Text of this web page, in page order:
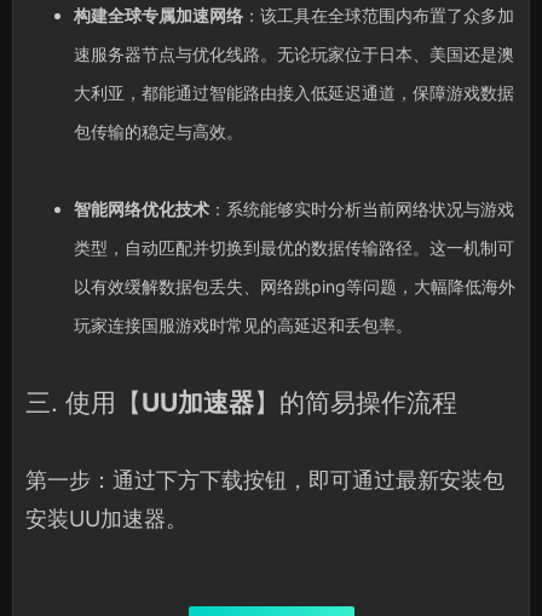
构建全球专属加速网络：该工具在全球范围内布置了众多加
速服务器节点与优化线路。无论玩家位于日本、美国还是澳
大利亚，都能通过智能路由接入低延迟通道，保障游戏数据
包传输的稳定与高效。
智能网络优化技术：系统能够实时分析当前网络状况与游戏
类型，自动匹配并切换到最优的数据传输路径。这一机制可
以有效缓解数据包丢失、网络跳ping等问题，大幅降低海外
玩家连接国服游戏时常见的高延迟和丢包率。
三. 使用【UU加速器】的简易操作流程
第一步：通过下方下载按钮，即可通过最新安装包
安装UU加速器。